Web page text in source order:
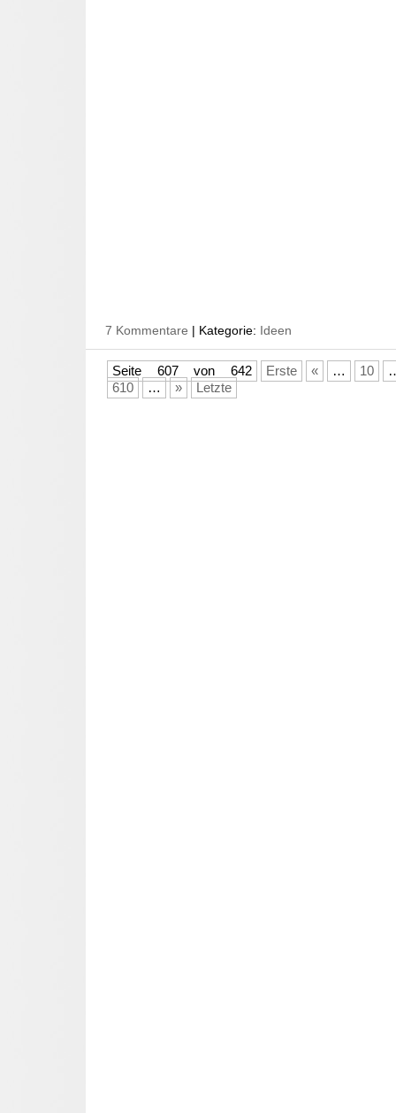
7 Kommentare | Kategorie: Ideen
Seite 607 von 642 Erste « … 10
610
… » Letzte